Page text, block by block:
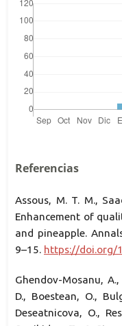
Referencias
Assous, M. T. M.,
Enhancement of
and pineapple.
9–15. https://doi.org/
Ghendov-Mosanu,
D., Boestean, O.,
Deseatnicova, O.,